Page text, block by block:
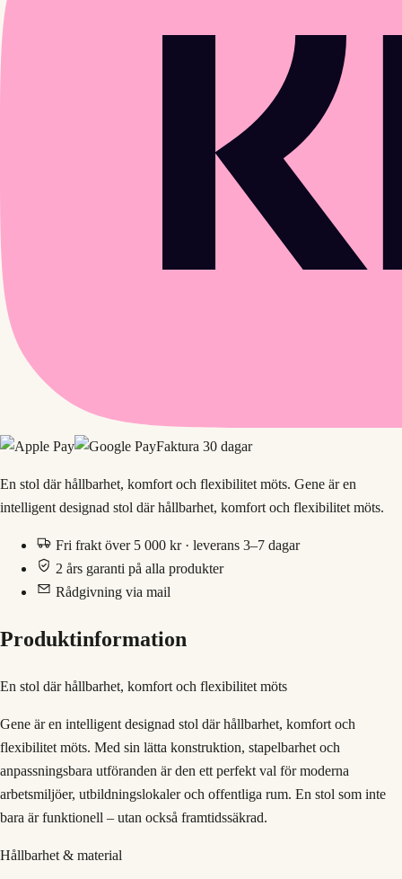
Faktura 30 dagar
En stol där hållbarhet, komfort och flexibilitet möts. Gene är en
intelligent designad stol där hållbarhet, komfort och flexibilitet möts.
Fri frakt över 5 000 kr · leverans 3–7 dagar
2 års garanti på alla produkter
Rådgivning via mail
Produktinformation
En stol där hållbarhet, komfort och flexibilitet möts
Gene är en intelligent designad stol där hållbarhet, komfort och
flexibilitet möts. Med sin lätta konstruktion, stapelbarhet och
anpassningsbara utföranden är den ett perfekt val för moderna
arbetsmiljöer, utbildningslokaler och offentliga rum. En stol som inte
bara är funktionell – utan också framtidssäkrad.
Hållbarhet & material